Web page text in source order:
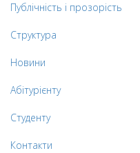
Публічність і прозорість
Структура
Новини
Абітурієнту
Студенту
Контакти